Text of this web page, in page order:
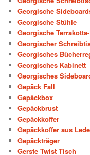
Georgische
Georgische Stühle
Georgische
Georgischer
Georgisches
Georgisches Kabinett
Georgisches
Gepäck Fall
Gepäckbox
Gepäckbrust
Gepäckkoffer
Gepäckkoffer aus
Gepäckträger
Gerste Twist Tisch